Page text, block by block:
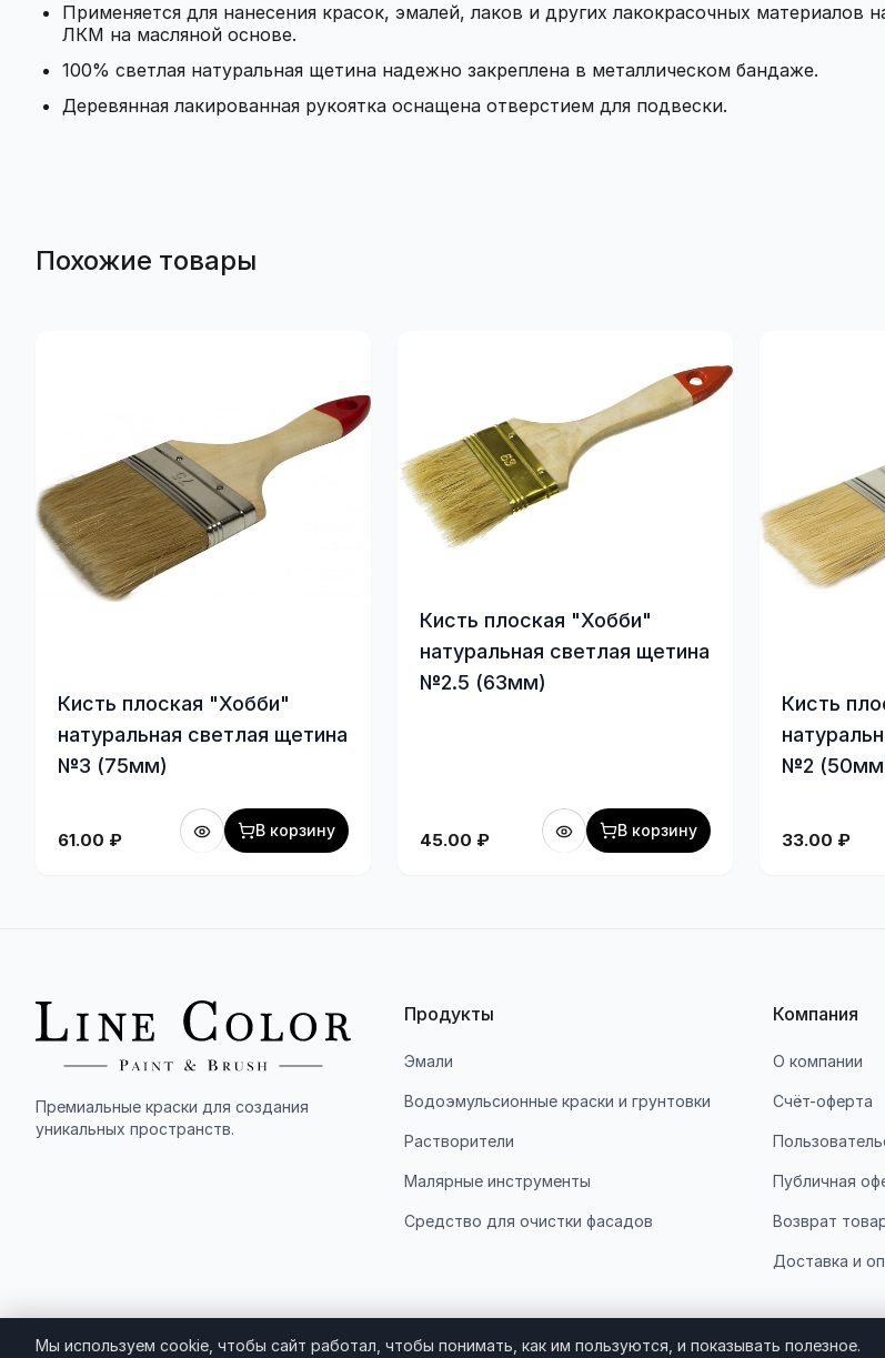
Применяется для нанесения красок, эмалей, лаков и других лакокрасочных материалов
ЛКМ на масляной основе.
100% светлая натуральная щетина надежно закреплена в металлическом бандаже.
Деревянная лакированная рукоятка оснащена отверстием для подвески.
Похожие товары
Кисть плоская "Хобби"
натуральная светлая щетина
№3 (75мм)
61.00 ₽ В корзину
Кисть плоская "Хобби"
натуральная светлая щетина
№2.5 (63мм)
45.00 ₽ В корзину
Кисть
№2
33.00 ₽
Премиальные краски для создания
уникальных пространств.
Продукты
Эмали
Водоэмульсионные краски и грунтовки
Растворители
Малярные инструменты
Средство для очистки фасадов
Компания
О компании
Счёт-оферта
Публичная
Возврат
Доставка и
Мы используем cookie, чтобы сайт работал, чтобы понимать, как им пользуются, и показывать полезное.